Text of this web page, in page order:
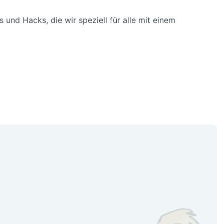
und Hacks, die wir speziell für alle mit einem